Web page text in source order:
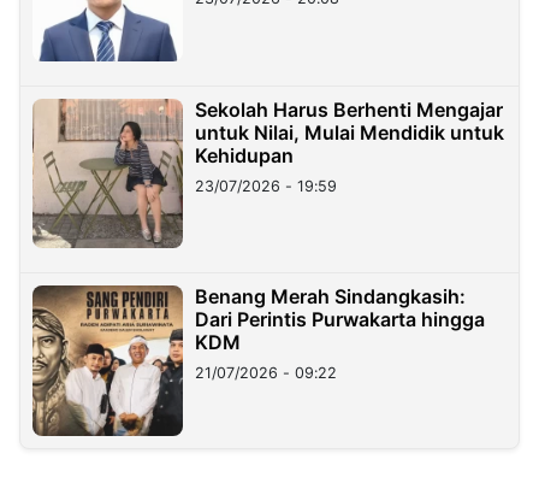
Sekolah Harus Berhenti Mengajar
untuk Nilai, Mulai Mendidik untuk
Kehidupan
23/07/2026 - 19:59
Benang Merah Sindangkasih:
Dari Perintis Purwakarta hingga
KDM
21/07/2026 - 09:22